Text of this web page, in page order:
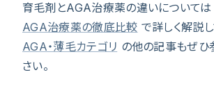
育毛剤とAGA治療薬の違いについては
AGA治療薬の徹底比較 で詳しく解説し
AGA・薄毛カテゴリ の他の記事もぜひ
さい。